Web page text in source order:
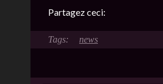
Partagez ceci:
news